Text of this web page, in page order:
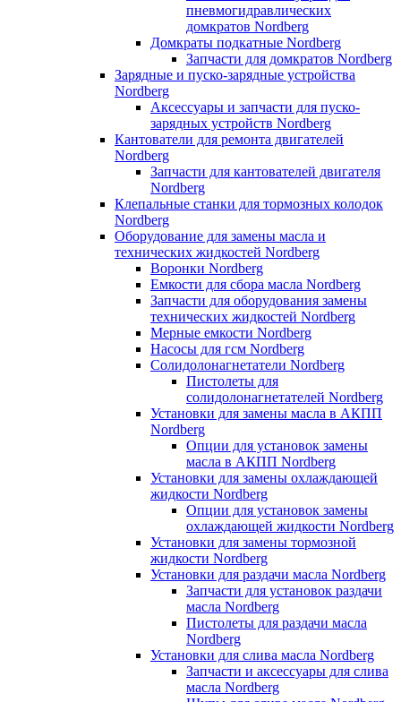
пневмогидравлических
домкратов Nordberg
Домкраты подкатные Nordberg
Запчасти для домкратов Nordberg
Зарядные и пуско-зарядные устройства
Nordberg
Аксессуары и запчасти для пуско-
зарядных устройств Nordberg
Кантователи для ремонта двигателей
Nordberg
Запчасти для кантователей двигателя
Nordberg
Клепальные станки для тормозных колодок
Nordberg
Оборудование для замены масла и
технических жидкостей Nordberg
Воронки Nordberg
Емкости для сбора масла Nordberg
Запчасти для оборудования замены
технических жидкостей Nordberg
Мерные емкости Nordberg
Насосы для гсм Nordberg
Солидолонагнетатели Nordberg
Пистолеты для
солидолонагнетателей Nordberg
Установки для замены масла в АКПП
Nordberg
Опции для установок замены
масла в АКПП Nordberg
Установки для замены охлаждающей
жидкости Nordberg
Опции для установок замены
охлаждающей жидкости Nordberg
Установки для замены тормозной
жидкости Nordberg
Установки для раздачи масла Nordberg
Запчасти для установок раздачи
масла Nordberg
Пистолеты для раздачи масла
Nordberg
Установки для слива масла Nordberg
Запчасти и аксессуары для слива
масла Nordberg